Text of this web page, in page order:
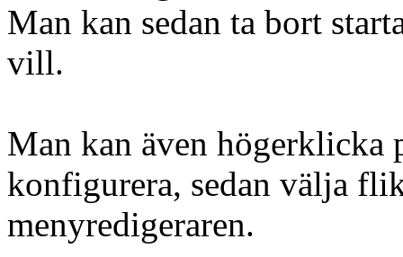
Man kan sedan ta bort
vill.
Man kan även högerklicka
konfigurera, sedan välja
menyredigeraren.